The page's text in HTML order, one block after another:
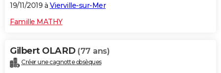
19/11/2019 à Vierville-sur-Mer
Famille MATHY
Gilbert OLARD (77 ans)
Créer une cagnotte obsèques